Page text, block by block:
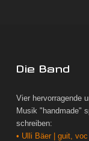
Die Band
Vier hervorragende
Musik "handmade"
schreiben:
• Ulli Bäer | guit, voc